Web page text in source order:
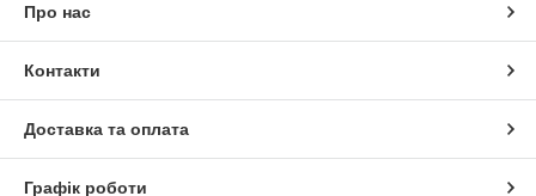
Про нас
Контакти
Доставка та оплата
Графік роботи